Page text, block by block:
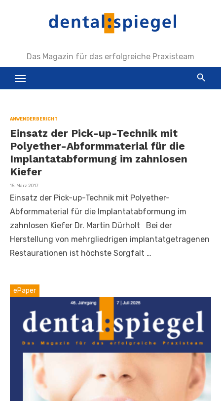
Das Magazin für das erfolgreiche Praxisteam
ANWENDERBERICHT
Einsatz der Pick-up-Technik mit
Polyether-Abformmaterial für die
Implantatabformung im zahnlosen
Kiefer
Veröffentlicht
15. März 2017
Einsatz der Pick-up-Technik mit Polyether-
Abformmaterial für die Implantatabformung im
zahnlosen Kiefer Dr. Martin Dürholt Bei der
Herstellung von mehrgliedrigen implantatgetragenen
Restaurationen ist höchste Sorgfalt …
ePaper